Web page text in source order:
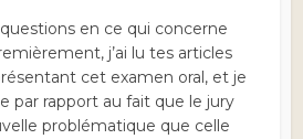
questions en ce qui concerne
j’ai lu tes articles
cet examen oral, et je
par rapport au fait que le jury
problématique que celle